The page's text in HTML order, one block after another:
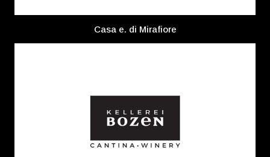
Casa e. di Mirafiore